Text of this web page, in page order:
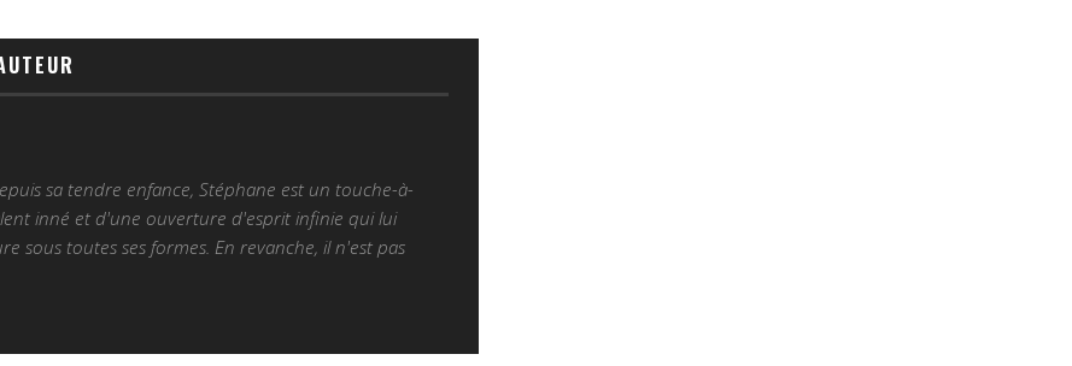
sa tendre enfance, Stéphane est un touche-à-
inné et d'une ouverture d'esprit infinie qui lui
sous toutes ses formes. En revanche, il n'est pas